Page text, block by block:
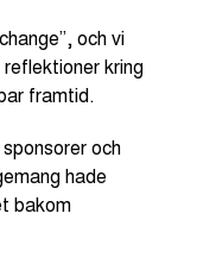
, och vi
kring
framtid.
och
hade
bakom